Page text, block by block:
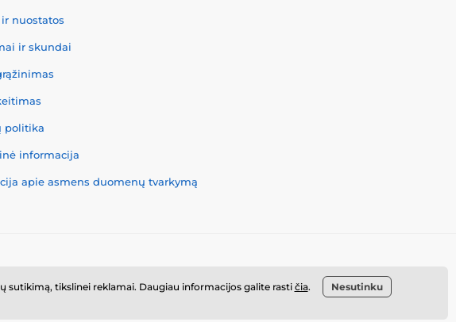
ir nuostatos
ir skundai
politika
informacija
apie asmens duomenų tvarkymą
sutikimą, tikslinei reklamai. Daugiau informacijos galite rasti čia.
Nesutinku